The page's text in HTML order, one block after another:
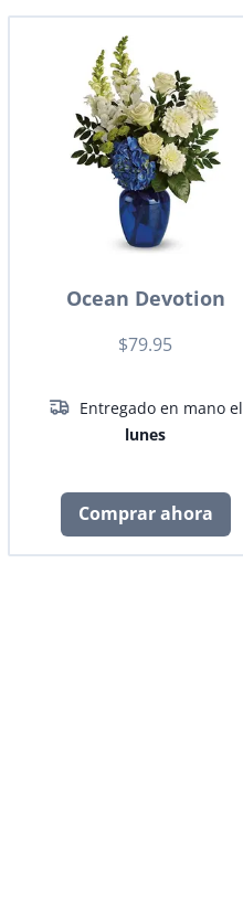
Ocean Devotion
$79.95
Entregado en mano el
lunes
Comprar ahora